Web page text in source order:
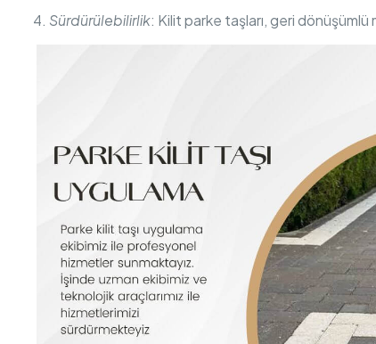
Sürdürülebilirlik: Kilit parke taşları, geri dönüşümlü